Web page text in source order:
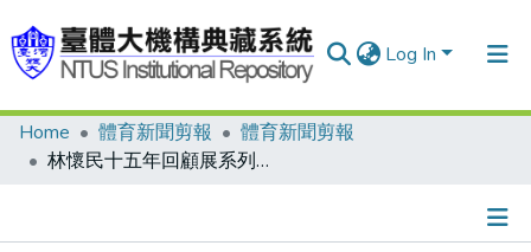
Log In
Communities & Collections
Home 體育新聞剪報
體育新聞剪報
林懷民十五年回顧展系列之五 為舞蹈再掀新頁 火未盡 雲門傳薪已有人